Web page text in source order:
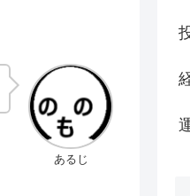
あるじ